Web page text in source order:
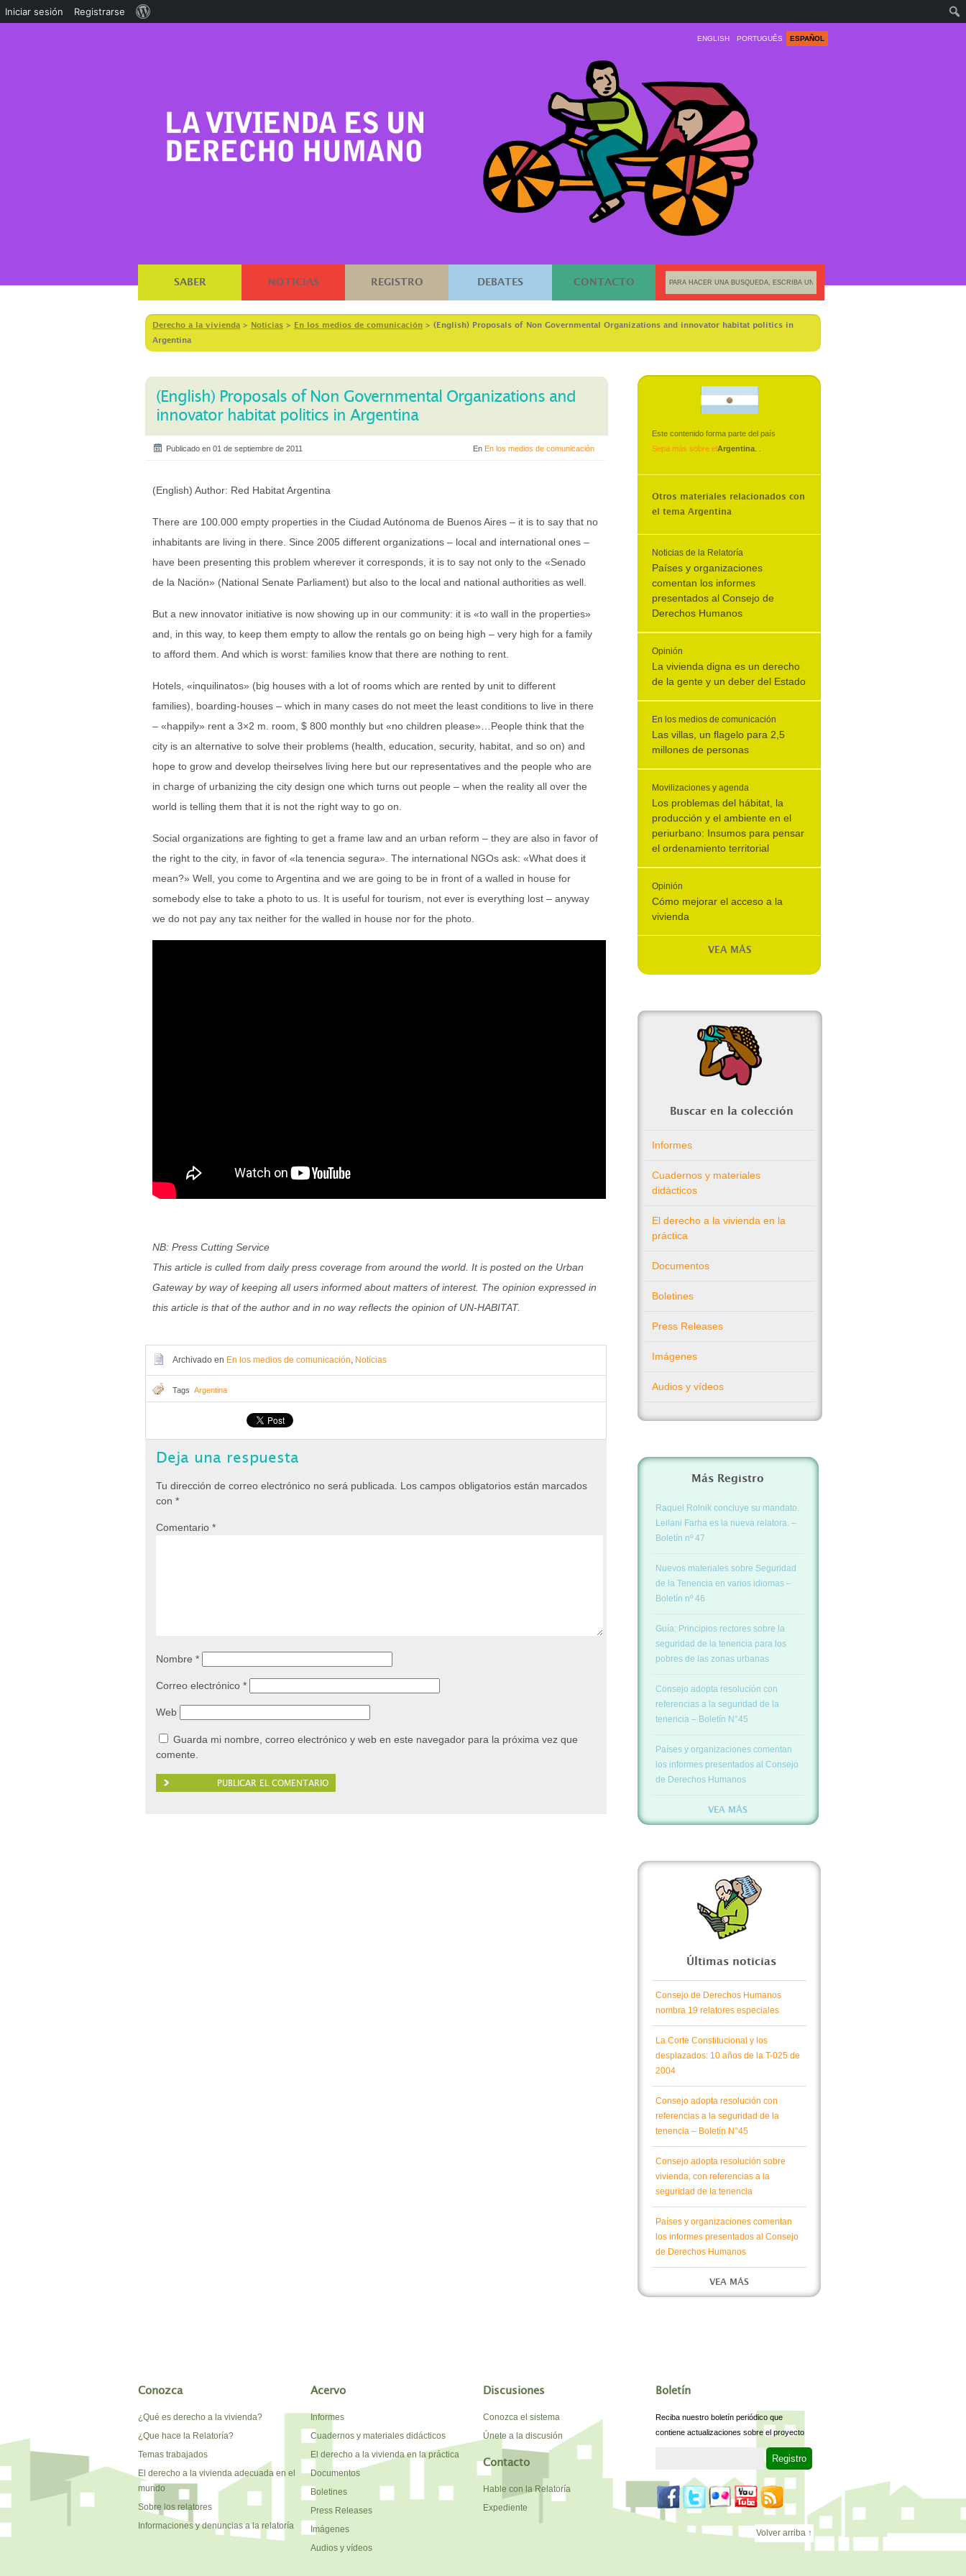
ENGLISH PORTUGUÊS ESPAÑOL
SABER NOTICIAS REGISTRO DEBATES CONTACTO
Derecho a la vivienda > Notícias > En los medios de comunicación > (English) Proposals of Non Governmental Organizations and innovator habitat politics in
Argentina
(English) Proposals of Non Governmental Organizations and
innovator habitat politics in Argentina
Publicado en 01 de septiembre de 2011 En En los medios de comunicación
(English) Author: Red Habitat Argentina
There are 100.000 empty properties in the Ciudad Autónoma de Buenos Aires – it is to say that no
inhabitants are living in there. Since 2005 different organizations – local and international ones –
have been presenting this problem wherever it corresponds, it is to say not only to the «Senado
de la Nación» (National Senate Parliament) but also to the local and national authorities as well.
But a new innovator initiative is now showing up in our community: it is «to wall in the properties»
and, in this way, to keep them empty to allow the rentals go on being high – very high for a family
to afford them. And which is worst: families know that there are nothing to rent.
Hotels, «inquilinatos» (big houses with a lot of rooms which are rented by unit to different
families), boarding-houses – which in many cases do not meet the least conditions to live in there
– «happily» rent a 3×2 m. room, $ 800 monthly but «no children please»…People think that the
city is an alternative to solve their problems (health, education, security, habitat, and so on) and
hope to grow and develop theirselves living here but our representatives and the people who are
in charge of urbanizing the city design one which turns out people – when the reality all over the
world is telling them that it is not the right way to go on.
Social organizations are fighting to get a frame law and an urban reform – they are also in favor of
the right to the city, in favor of «la tenencia segura». The international NGOs ask: «What does it
mean?» Well, you come to Argentina and we are going to be in front of a walled in house for
somebody else to take a photo to us. It is useful for tourism, not ever is everything lost – anyway
we do not pay any tax neither for the walled in house nor for the photo.
NB: Press Cutting Service
This article is culled from daily press coverage from around the world. It is posted on the Urban
Gateway by way of keeping all users informed about matters of interest. The opinion expressed in
this article is that of the author and in no way reflects the opinion of UN-HABITAT.
Archivado en En los medios de comunicación, Notícias
Tags Argentina
Deja una respuesta
Tu dirección de correo electrónico no será publicada.
Los campos obligatorios están marcados
con *
Comentario *
Nombre *
Correo electrónico *
Web
Guarda mi nombre, correo electrónico y web en este navegador para la próxima vez que
comente.
Este contenido forma parte del país
Argentina
Sepa más sobre el
Otros materiales relacionados con
el tema Argentina
Noticias de la Relatoría
Países y organizaciones
comentan los informes
presentados al Consejo de
Derechos Humanos
Opinión
La vivienda digna es un derecho
de la gente y un deber del Estado
En los medios de comunicación
Las villas, un flagelo para 2,5
millones de personas
Movilizaciones y agenda
Los problemas del hábitat, la
producción y el ambiente en el
periurbano: Insumos para pensar
el ordenamiento territorial
Opinión
Cómo mejorar el acceso a la
vivienda
VEA MÁS
Buscar en la colección
Informes
Cuadernos y materiales
didácticos
El derecho a la vivienda en la
práctica
Documentos
Boletines
Press Releases
Imágenes
Audios y vídeos
Más Registro
Raquel Rolnik concluye su mandato.
Leilani Farha es la nueva relatora. –
Boletín nº 47
Nuevos materiales sobre Seguridad
de la Tenencia en varios idiomas –
Boletín nº 46
Guía: Principios rectores sobre la
seguridad de la tenencia para los
pobres de las zonas urbanas
Consejo adopta resolución con
referencias a la seguridad de la
tenencia – Boletín N°45
Países y organizaciones comentan
los informes presentados al Consejo
de Derechos Humanos
VEA MÁS
Últimas noticias
Consejo de Derechos Humanos
nombra 19 relatores especiales
La Corte Constitucional y los
desplazados: 10 años de la T-025 de
2004
Consejo adopta resolución con
referencias a la seguridad de la
tenencia – Boletín N°45
Consejo adopta resolución sobre
vivienda, con referencias a la
seguridad de la tenencia
Países y organizaciones comentan
los informes presentados al Consejo
de Derechos Humanos
VEA MÁS
Conozca
¿Qué es derecho a la vivienda?
¿Que hace la Relatoría?
Temas trabajados
El derecho a la vivienda adecuada en el
mundo
Sobre los relatores
Informaciones y denuncias a la relatoría
Acervo
Informes
Cuadernos y materiales didácticos
El derecho a la vivienda en la práctica
Documentos
Boletines
Press Releases
Imágenes
Audios y vídeos
Discusiones
Conozca el sistema
Únete a la discusión
Contacto
Hable con la Relatoría
Expediente
Boletín
Reciba nuestro boletín periódico que
contiene actualizaciones sobre el proyecto
Volver arriba ↑
Iniciar sesión Registrarse